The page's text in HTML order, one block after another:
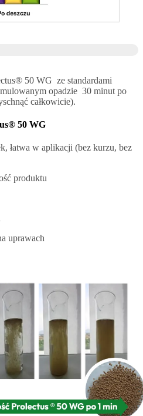
50 WG ze standardami
opadzie 30 minut po
całkowicie).
50 WG
łatwa w aplikacji (bez kurzu, bez
produktu
uprawach